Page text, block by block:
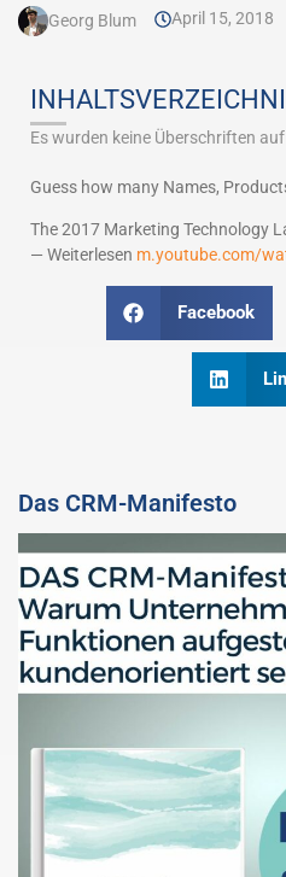
Georg Blum April 15, 2018
Es wurden keine Überschriften
Guess how many Names,
The 2017 Marketing Technology
— Weiterlesen m.youtube.com/
Facebook
Das CRM-Manifesto